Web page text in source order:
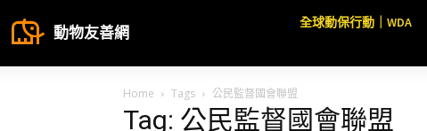
動物友善網
全球動保行動｜WDA
Home Tags 公民監督國會聯盟
Tag: 公民監督國會聯盟